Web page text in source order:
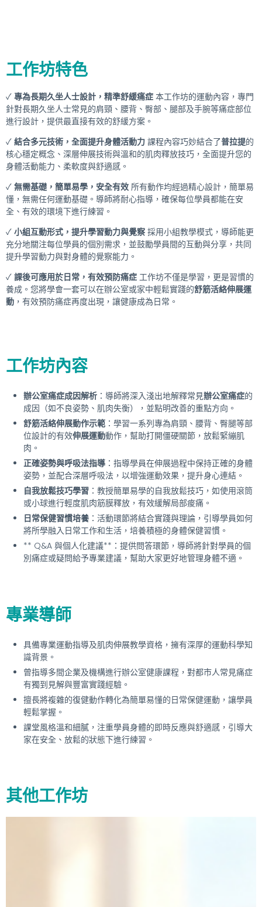
工作坊特色
✓ 專為長期久坐人士設計，精準舒緩痛症 本工作坊的運動內容，專門
針對長期久坐人士常見的肩頸、腰背、臀部、腿部及手腕等痛症部位
進行設計，提供最直接有效的舒緩方案。
✓ 結合多元技術，全面提升身體活動力 課程內容巧妙結合了普拉提的
核心穩定概念、深層伸展技術與溫和的肌肉釋放技巧，全面提升您的
身體活動能力、柔軟度與舒適感。
✓ 無需基礎，簡單易學，安全有效 所有動作均經過精心設計，簡單易
懂，無需任何運動基礎。導師將耐心指導，確保每位學員都能在安
全、有效的環境下進行練習。
✓ 小組互動形式，提升學習動力與覺察 採用小組教學模式，導師能更
充分地關注每位學員的個別需求，並鼓勵學員間的互動與分享，共同
提升學習動力與對身體的覺察能力。
✓ 課後可應用於日常，有效預防痛症 工作坊不僅是學習，更是習慣的
養成。您將學會一套可以在辦公室或家中輕鬆實踐的舒筋活絡伸展運
動 ，有效預防痛症再度出現，讓健康成為日常。
工作坊內容
辦公室痛症成因解析 ：導師將深入淺出地解釋常見辦公室痛症的
成因（如不良姿勢、肌肉失衡），並點明改善的重點方向。
舒筋活絡伸展動作示範 ：學習一系列專為肩頸、腰背、臀腿等部
位設計的有效伸展運動動作，幫助打開僵硬關節，放鬆緊繃肌
肉。
正確姿勢與呼吸法指導 ：指導學員在伸展過程中保持正確的身體
姿勢，並配合深層呼吸法，以增強運動效果，提升身心連結。
自我放鬆技巧學習 ：教授簡單易學的自我放鬆技巧，如使用滾筒
或小球進行輕度肌肉筋膜釋放，有效緩解局部痠痛。
日常保健習慣培養 ：活動環節將結合實踐與理論，引導學員如何
將所學融入日常工作和生活，培養積極的身體保健習慣。
** Q&A 與個人化建議**：提供問答環節，導師將針對學員的個
別痛症或疑問給予專業建議，幫助大家更好地管理身體不適。
專業導師
具備專業運動指導及肌肉伸展教學資格，擁有深厚的運動科學知
識背景。
曾指導多間企業及機構進行辦公室健康課程，對都市人常見痛症
有獨到見解與豐富實踐經驗。
擅長將複雜的復健動作轉化為簡單易懂的日常保健運動，讓學員
輕鬆掌握。
課堂風格溫和細膩，注重學員身體的即時反應與舒適感，引導大
家在安全、放鬆的狀態下進行練習。
其他工作坊